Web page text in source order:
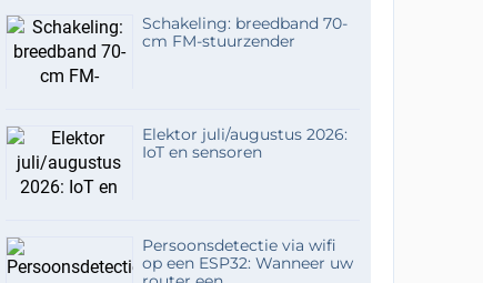
Schakeling: breedband 70-
cm FM-stuurzender
Elektor juli/augustus 2026:
IoT en sensoren
Persoonsdetectie via wifi
op een ESP32: Wanneer uw